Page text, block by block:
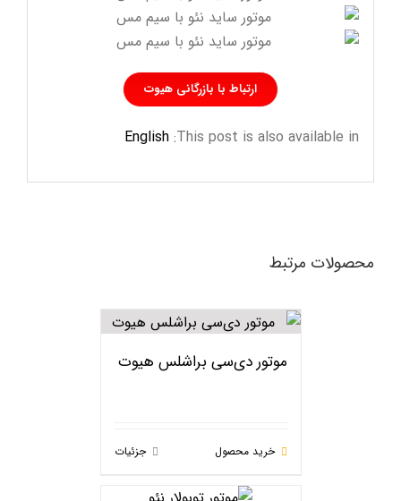
ارتباط با بازرگانی هیوت
This post is also available in:
English
محصولات مرتبط
موتور دی‌سی براشلس هیوت
خرید محصول جزئیات